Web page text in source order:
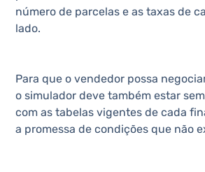
número de parcelas e as taxas de
lado.
Para que o vendedor possa
o simulador deve também estar
com as tabelas vigentes de cada
a promessa de condições que não